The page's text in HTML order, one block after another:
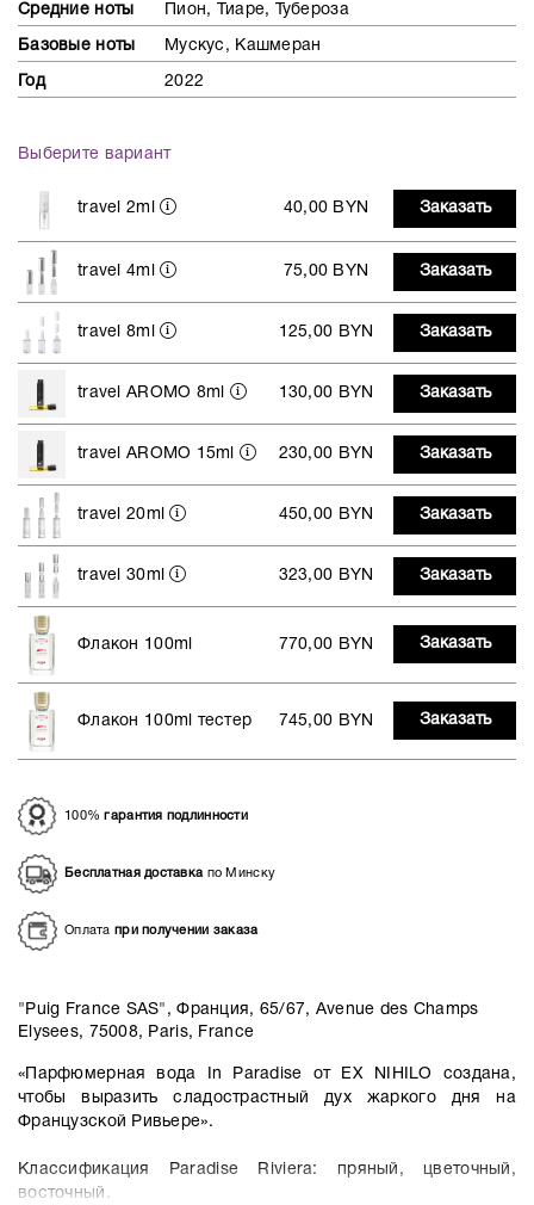
Средние ноты Пион, Тиаре, Тубероза
Базовые ноты Мускус, Кашмеран
Год 2022
Выберите вариант
travel 2ml 40,00 BYN Заказать
travel 4ml 75,00 BYN Заказать
travel 8ml 125,00 BYN Заказать
travel AROMO 8ml 130,00 BYN Заказать
travel AROMO 15ml 230,00 BYN Заказать
travel 20ml 450,00 BYN Заказать
travel 30ml 323,00 BYN Заказать
Флакон 100ml 770,00 BYN Заказать
Флакон 100ml тестер 745,00 BYN Заказать
100%гарантия подлинности
Бесплатная доставкапо Минску
Оплата при получении заказа
"Puig France SAS", Франция, 65/67, Avenue des Champs
Elysees, 75008, Paris, France
«Парфюмерная вода In Paradise от EX NIHILO создана,
чтобы выразить сладострастный дух жаркого дня на
Французской Ривьере».
Классификация Paradise Riviera: пряный, цветочный,
восточный.